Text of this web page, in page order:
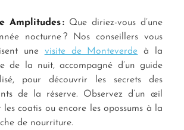
Amplitudes : Que diriez-vous d’une
nocturne ? Nos conseillers vous
une visite de Monteverde à la
de la nuit, accompagné d’un guide
pour découvrir les secrets des
de la réserve. Observez d’un œil
les coatis ou encore les opossums à la
de nourriture.